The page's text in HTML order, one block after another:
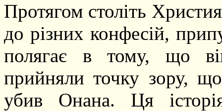
Протягом століть
до різних конфесій,
полягає в тому, що
прийняли точку зору,
убив Онана. Ця